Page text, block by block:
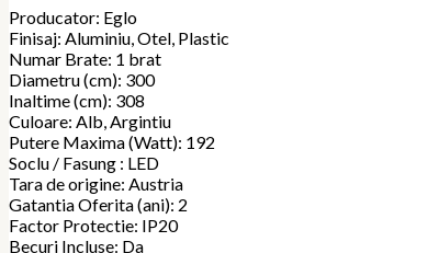
Producator: Eglo
Finisaj: Aluminiu, Otel, Plastic
Numar Brate: 1 brat
Diametru (cm): 300
Inaltime (cm): 308
Culoare: Alb, Argintiu
Putere Maxima (Watt): 192
Soclu / Fasung : LED
Tara de origine: Austria
Gatantia Oferita (ani): 2
Factor Protectie: IP20
Becuri Incluse: Da